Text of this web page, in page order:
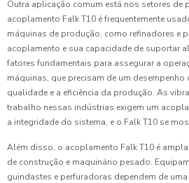
Outra aplicação comum está nos setores de
acoplamento Falk T10 é frequentemente
máquinas de produção, como refinadores e
acoplamento e sua capacidade de suportar
fatores fundamentais para assegurar a
máquinas, que precisam de um desempenho
qualidade e a eficiência da produção. As
trabalho nessas indústrias exigem um
a integridade do sistema, e o Falk T10 se
Além disso, o acoplamento Falk T10 é
de construção e maquinário pesado.
guindastes e perfuradoras dependem de